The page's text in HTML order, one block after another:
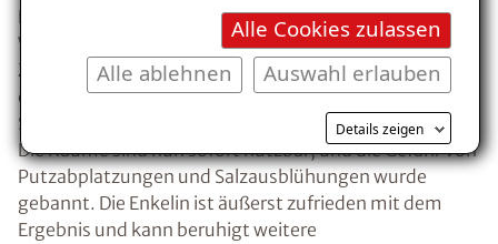
Alle Cookies zulassen
Auswahl erlauben
Alle ablehnen
Details zeigen
Nach Abschluss der Sanierungsarbeiten zeigt sich das
Wohnhaus in Altrich in einem deutlich verbesserten
Zustand. Die kapillar aufsteigende Feuchtigkeit wurde
erfolgreich gestoppt, und die Wände werden durch das
Sanierputzsystem aktiv bei der Trocknung unterstützt.
Die Räume sind nun sofort nutzbar, und die Gefahr von
Putzabplatzungen und Salzausblühungen wurde
gebannt. Die Enkelin ist äußerst zufrieden mit dem
Ergebnis und kann beruhigt weitere
Kostenlosen Ratgeber anfordern
Voraussetzung für den Erhalt des kostenfreien
Ratgebers ist die Anmeldung zu unserem Newsletter.